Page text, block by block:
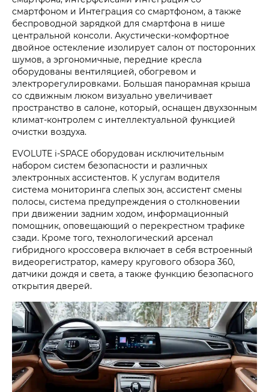
смартфоном и Интеграция со смартфоном, а также
беспроводной зарядкой для смартфона в нише
центральной консоли. Акустически-комфортное
двойное остекление изолирует салон от посторонних
шумов, а эргономичные, передние кресла
оборудованы вентиляцией, обогревом и
электрорегулировками. Большая панорамная крыша
со сдвижным люком визуально увеличивает
пространство в салоне, который, оснащен двухзонным
климат-контролем с интеллектуальной функцией
очистки воздуха.
EVOLUTE i‑SPACE оборудован исключительным
набором систем безопасности и различных
электронных ассистентов. К услугам водителя
система мониторинга слепых зон, ассистент смены
полосы, система предупреждения о столкновении
при движении задним ходом, информационный
помощник, оповещающий о перекрестном трафике
сзади. Кроме того, технологический арсенал
гибридного кроссовера включает в себя встроенный
видеорегистратор, камеру кругового обзора 360,
датчики дождя и света, а также функцию безопасного
открытия дверей.